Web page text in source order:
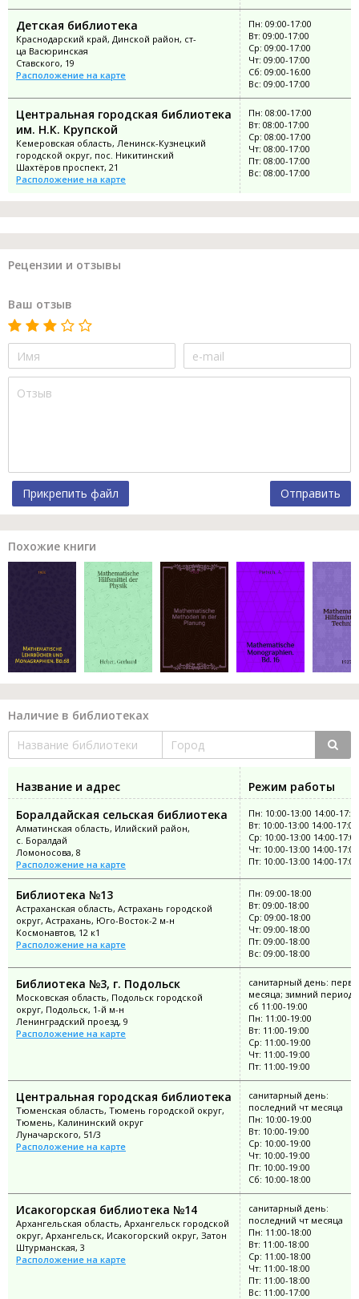
Детская библиотека
Краснодарский край, Динской район, ст-
ца Васюринская
Ставского, 19
Расположение на карте
Пн: 09:00-17:00
Вт: 09:00-17:00
Ср: 09:00-17:00
Чт: 09:00-17:00
Сб: 09:00-16:00
Вс: 09:00-17:00
Центральная городская библиотека
им. Н.К. Крупской
Кемеровская область, Ленинск-Кузнецкий
городской округ, пос. Никитинский
Шахтёров проспект, 21
Расположение на карте
Пн: 08:00-17:00
Вт: 08:00-17:00
Ср: 08:00-17:00
Чт: 08:00-17:00
Пт: 08:00-17:00
Вс: 08:00-17:00
Рецензии и отзывы
Ваш отзыв
Прикрепить файл Отправить
Похожие книги
Наличие в библиотеках
Название и адрес
Режим работы
Боралдайская сельская библиотека
Алматинская область, Илийский район,
с. Боралдай
Ломоносова, 8
Расположение на карте
Пн: 10:00-13:00 14:00-
Вт: 10:00-13:00 14:00-17:00
Ср: 10:00-13:00 14:00-17:00
Чт: 10:00-13:00 14:00-17:00
Пт: 10:00-13:00 14:00-17:00
Библиотека №13
Астраханская область, Астрахань городской
округ, Астрахань, Юго-Восток-2 м-н
Космонавтов, 12 к1
Расположение на карте
Пн: 09:00-18:00
Вт: 09:00-18:00
Ср: 09:00-18:00
Чт: 09:00-18:00
Пт: 09:00-18:00
Вс: 09:00-18:00
Библиотека №3, г. Подольск
Московская область, Подольск городской
округ, Подольск, 1-й м-н
Ленинградский проезд, 9
Расположение на карте
санитарный день:
месяца; зимний период:
сб 11:00-19:00
Пн: 11:00-19:00
Вт: 11:00-19:00
Ср: 11:00-19:00
Чт: 11:00-19:00
Пт: 11:00-19:00
Центральная городская библиотека
Тюменская область, Тюмень городской округ,
Тюмень, Калининский округ
Луначарского, 51/3
Расположение на карте
санитарный день:
последний чт месяца
Пн: 10:00-19:00
Вт: 10:00-19:00
Ср: 10:00-19:00
Чт: 10:00-19:00
Пт: 10:00-19:00
Сб: 10:00-18:00
Исакогорская библиотека №14
Архангельская область, Архангельск городской
округ, Архангельск, Исакогорский округ, Затон
Штурманская, 3
Расположение на карте
санитарный день:
последний чт месяца
Пн: 11:00-18:00
Вт: 11:00-18:00
Ср: 11:00-18:00
Чт: 11:00-18:00
Пт: 11:00-18:00
Вс: 11:00-17:00